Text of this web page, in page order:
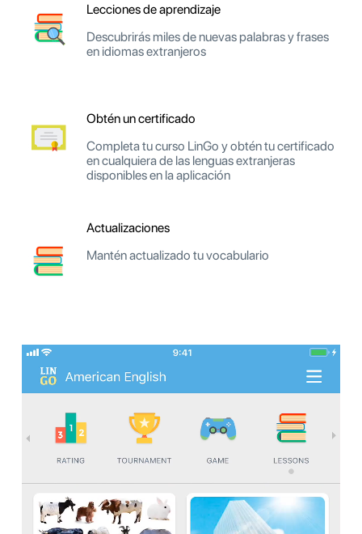
Lecciones de aprendizaje
Descubrirás miles de nuevas palabras y frases
en idiomas extranjeros
Obtén un certificado
Completa tu curso LinGo y obtén tu certificado
en cualquiera de las lenguas extranjeras
disponibles en la aplicación
Actualizaciones
Mantén actualizado tu vocabulario